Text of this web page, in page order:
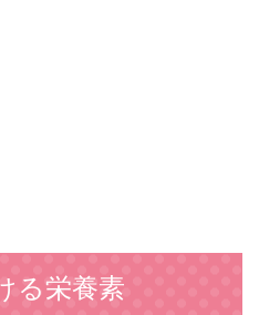
る栄養素